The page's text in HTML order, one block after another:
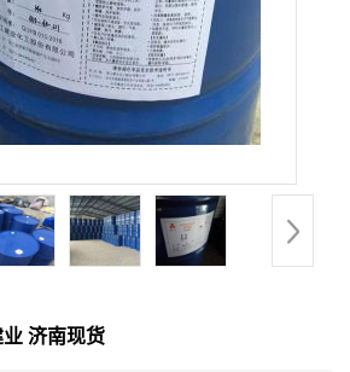
济南现货